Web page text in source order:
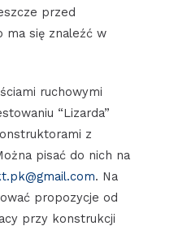
przed
ma się znaleźć w
ruchowymi
“Lizarda”
z
pisać do nich na
. Na
propozycje od
przy konstrukcji